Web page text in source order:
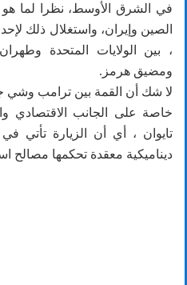
في الشرق الأوسط، نظرا لما
الصين وإيران، واستغلال ذلك
، بين الولايات المتحدة
ومضيق هرمز.
لا شك أن القمة بين ترامب وشي
خاصة على الجانب الاقتصادي
تايوان ، أي أن الزيارة
ديناميكية معقدة تحكمها مصالح